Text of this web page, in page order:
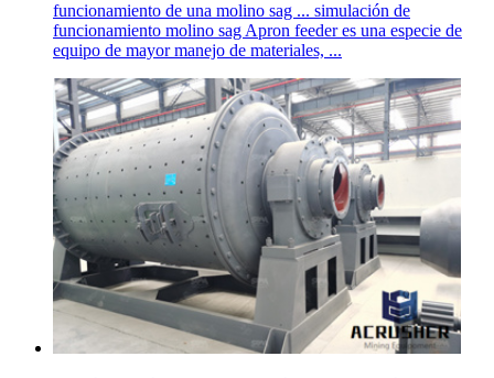
funcionamiento de una molino sag ... simulación de
funcionamiento molino sag Apron feeder es una especie de
equipo de mayor manejo de materiales, ...